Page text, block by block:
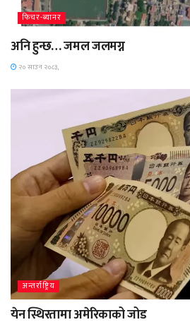
फिचर-ब्यानर
अनि हुन्छ… जमल जलमग्न
२० साउन २०८३,
अन्तर्राष्ट्रिय
येन स्थिरतामा अमेरिकाको जोड